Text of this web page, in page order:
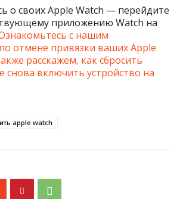
о своих Apple Watch — перейдите
приложению Watch на
с нашим
отмене привязки ваших Apple
расскажем, как сбросить
снова включить устройство на
apple watch